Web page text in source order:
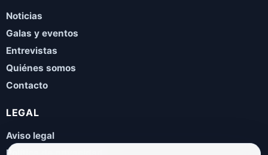
Noticias
Galas y eventos
Entrevistas
Quiénes somos
Contacto
LEGAL
Aviso legal